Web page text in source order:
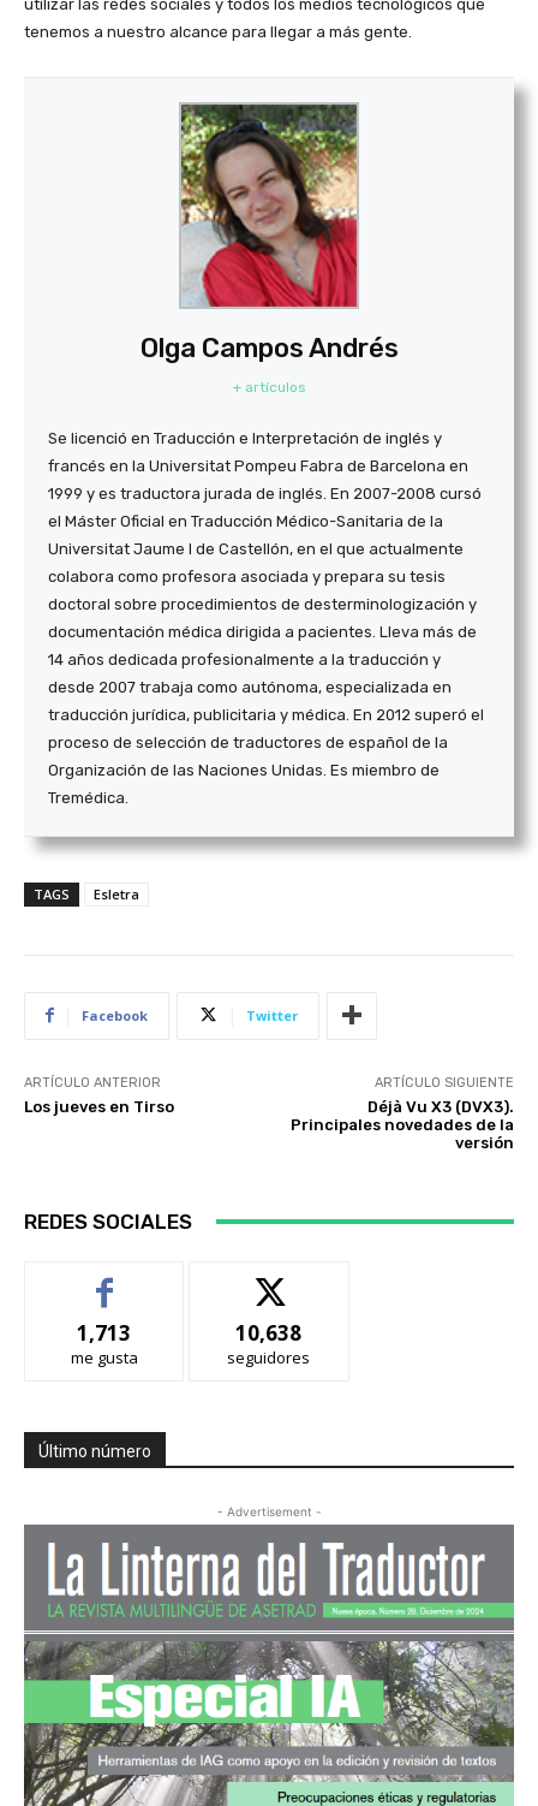
utilizar las redes sociales y todos los medios tecnológicos que
tenemos a nuestro alcance para llegar a más gente.
Olga Campos Andrés
+ artículos
Se licenció en Traducción e Interpretación de inglés y
francés en la Universitat Pompeu Fabra de Barcelona en
1999 y es traductora jurada de inglés. En 2007-2008 cursó
el Máster Oficial en Traducción Médico-Sanitaria de la
Universitat Jaume I de Castellón, en el que actualmente
colabora como profesora asociada y prepara su tesis
doctoral sobre proce­dimien­tos de des­termi­nologización y
documentación médica dirigida a pacientes. Lleva más de
14 años dedicada profesionalmente a la traducción y
desde 2007 trabaja como autónoma, especializada en
traducción jurídica, publicitaria y médica. En 2012 superó el
proceso de selección de traductores de español de la
Organización de las Naciones Unidas. Es miembro de
Tremédica.
TAGS Esletra
Facebook Twitter
ARTÍCULO ANTERIOR
Los jueves en Tirso
ARTÍCULO SIGUIENTE
Déjà Vu X3 (DVX3).
Principales novedades de la
versión
REDES SOCIALES
1,713
me gusta
10,638
seguidores
Último número
- Advertisement -